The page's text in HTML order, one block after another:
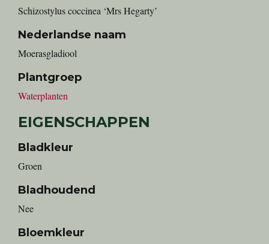
Schizostylus coccinea ‘Mrs Hegarty’
Nederlandse naam
moerasgladiool
Plantgroep
Waterplanten
EIGENSCHAPPEN
Bladkleur
Groen
Bladhoudend
Nee
Bloemkleur